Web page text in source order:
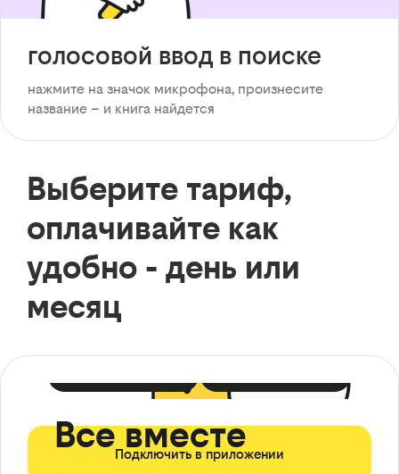
голосовой ввод в поиске
нажмите на значок микрофона, произнесите
название – и книга найдется
Выберите тариф,
оплачивайте как
удобно - день или
месяц
Все вместе
Подключить в приложении